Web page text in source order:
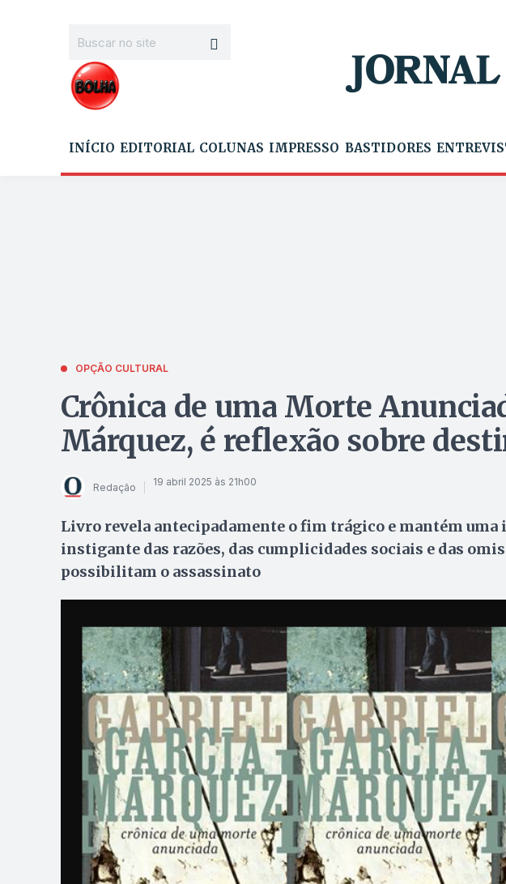
INÍCIO EDITORIAL COLUNAS IMPRESSO BASTIDORES
OPÇÃO CULTURAL
Crônica de uma Morte
Márquez, é reflexão sobre
Redação 19 abril 2025 às 21h00
Livro revela antecipadamente o fim trágico e mantém uma
instigante das razões, das cumplicidades sociais e das
possibilitam o assassinato